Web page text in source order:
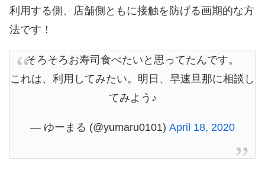
利用する側、店舗側ともに接触を防げる画期的な方
法です！
そろそろお寿司食べたいと思ってたんです。
これは、利用してみたい。明日、早速旦那に相談し
てみよう♪
— ゆーまる (@yumaru0101) April 18, 2020